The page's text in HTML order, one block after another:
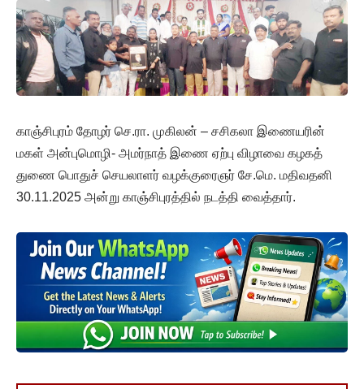
காஞ்சிபுரம் தோழர் செ.ரா. முகிலன் – சசிகலா இணையரின்
மகள் அன்புமொழி- அமர்நாத் இணை ஏற்பு விழாவை கழகத்
துணை பொதுச் செயலாளர் வழக்குரைஞர் சே.மெ. மதிவதனி
30.11.2025 அன்று காஞ்சிபுரத்தில் நடத்தி வைத்தார்.